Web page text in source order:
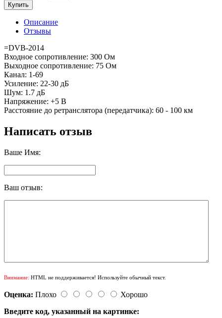
Купить
Описание
Отзывы
=DVB-2014
Входное сопротивление: 300 Ом
Выходное сопротивление: 75 Ом
Канал: 1-69
Усиление: 22-30 дБ
Шум: 1.7 дБ
Напряжение: +5 В
Расстояние до ретранслятора (передатчика): 60 - 100 км
Написать отзыв
Ваше Имя:
Ваш отзыв:
Внимание: HTML не поддерживается! Используйте обычный текст.
Оценка: Плохо
Хорошо
Введите код, указанный на картинке: